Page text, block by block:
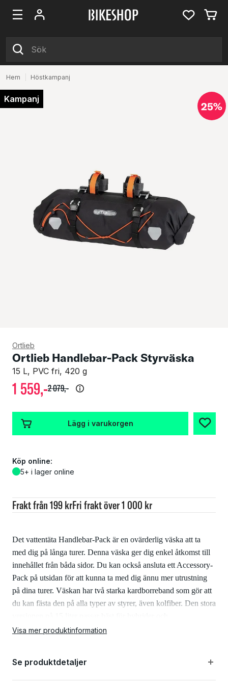
Hem Höstkampanj
Ortlieb
Ortlieb Handlebar-Pack Styrväska
15 L, PVC fri, 420 g
1 559,-2079,-
Kampanj
25%
Det vattentäta Handlebar-Pack är en ovärderlig väska att ta
med dig på långa turer. Denna väska ger dig enkel åtkomst till
innehållet från båda sidor. Du kan också ansluta ett Accessory-
Pack på utsidan för att kunna ta med dig ännu mer utrustning
på dina turer. Väskan har två starka kardborreband som gör att
du kan fästa den på alla typer av styrer, även kolfiber. Den stora
mountainbikes.
Visa mer produktinformation
Frakt från 199 krFri frakt över 1 000 kr
Lägg i varukorgen
Köp online:
5+ i lager online
Se produktdetaljer